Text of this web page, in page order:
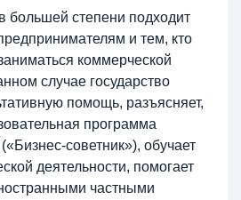
большей степени подходит
и тем, кто
коммерческой
случае государство
помощь, разъясняет,
программа
советник»), обучает
деятельности, помогает
частными